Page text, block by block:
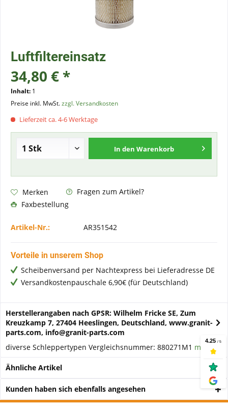
Luftfiltereinsatz
34,80 € *
Inhalt: 1
Preise inkl. MwSt.zzgl. Versandkosten
Lieferzeit ca. 4-6 Werktage
In den Warenkorb
Merken
Fragen zum Artikel?
Faxbestellung
Artikel-Nr.: AR351542
Vorteile in unserem Shop
Scheibenversand per Nachtexpress bei Lieferadresse DE
Versandkostenpauschale 6,90€ (für Deutschland)
Herstellerangaben nach GPSR: Wilhelm Fricke SE, Zum
Kreuzkamp 7, 27404 Heeslingen, Deutschland, www.granit-
parts.com, info@granit-parts.com
diverse Schleppertypen Vergleichsnummer: 880271M1 mehr
Ähnliche Artikel
Kunden haben sich ebenfalls angesehen